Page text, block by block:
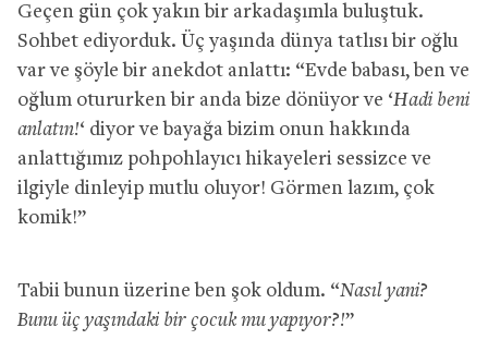
Geçen gün çok yakın bir arkadaşımla buluştuk.
Sohbet ediyorduk. Üç yaşında dünya tatlısı bir oğlu
var ve şöyle bir anekdot anlattı: “Evde babası, ben ve
oğlum otururken bir anda bize dönüyor ve ‘Hadi beni
anlatın!‘ diyor ve bayağa bizim onun hakkında
anlattığımız pohpohlayıcı hikayeleri sessizce ve
ilgiyle dinleyip mutlu oluyor! Görmen lazım, çok
komik!”
Tabii bunun üzerine ben şok oldum. “Nasıl yani?
Bunu üç yaşındaki bir çocuk mu yapıyor?!”